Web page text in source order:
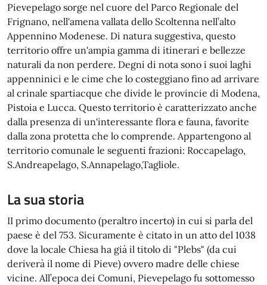
Pievepelago sorge nel cuore del Parco Regionale del
Frignano, nell'amena vallata dello Scoltenna nell’alto
Appennino Modenese. Di natura suggestiva, questo
territorio offre un'ampia gamma di itinerari e bellezze
naturali da non perdere. Degni di nota sono i suoi laghi
appenninici e le cime che lo costeggiano fino ad arrivare
al crinale spartiacque che divide le provincie di Modena,
Pistoia e Lucca. Questo territorio è caratterizzato anche
dalla presenza di un'interessante flora e fauna, favorite
dalla zona protetta che lo comprende. Appartengono al
territorio comunale le seguenti frazioni: Roccapelago,
S.Andreapelago, S.Annapelago,Tagliole.
La sua storia
II primo documento (peraltro incerto) in cui si parla del
paese è del 753. Sicuramente è citato in un atto del 1038
dove la locale Chiesa ha già il titolo di "Plebs" (da cui
deriverà il nome di Pieve) ovvero madre delle chiese
vicine. All’epoca dei Comuni, Pievepelago fu sottomesso